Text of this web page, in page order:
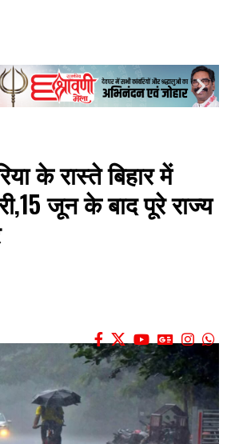
के रास्ते बिहार में
जून के बाद पूरे राज्य